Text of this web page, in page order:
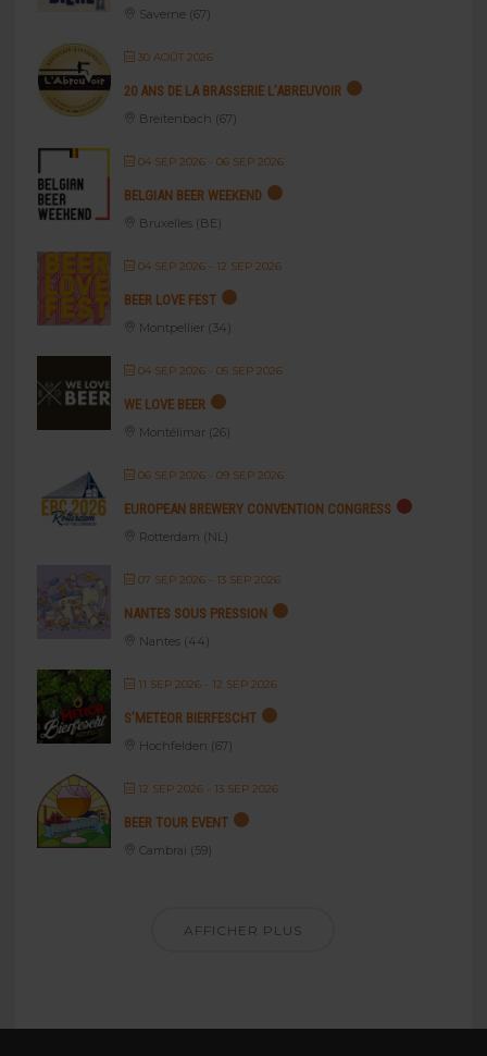
Saverne (67)
30 AOÛT 2026
20 ANS DE LA BRASSERIE L’ABREUVOIR
Breitenbach (67)
04 SEP 2026- 06 SEP 2026
BELGIAN BEER WEEKEND
Bruxelles (BE)
04 SEP 2026- 12 SEP 2026
BEER LOVE FEST
Montpellier (34)
04 SEP 2026- 05 SEP 2026
WE LOVE BEER
Montélimar (26)
06 SEP 2026- 09 SEP 2026
EUROPEAN BREWERY CONVENTION CONGRESS
Rotterdam (NL)
07 SEP 2026- 13 SEP 2026
NANTES SOUS PRESSION
Nantes (44)
11 SEP 2026- 12 SEP 2026
S’METEOR BIERFESCHT
Hochfelden (67)
12 SEP 2026- 13 SEP 2026
BEER TOUR EVENT
Cambrai (59)
AFFICHER PLUS